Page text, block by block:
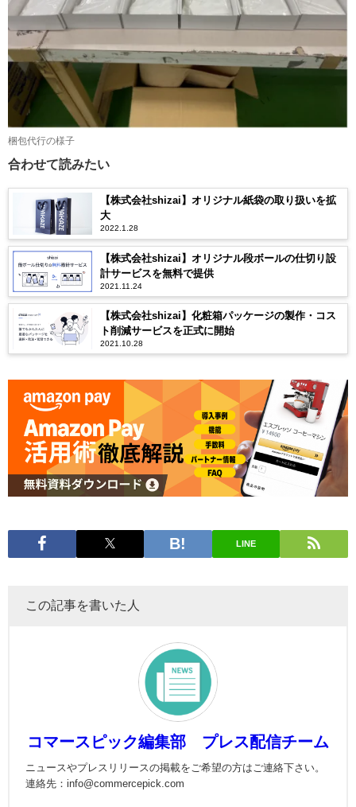
梱包代行の様子
合わせて読みたい
【株式会社shizai】オリジナル紙袋の取り扱いを拡
大
2022.1.28
【株式会社shizai】オリジナル段ボールの仕切り設
計サービスを無料で提供
2021.11.24
【株式会社shizai】化粧箱パッケージの製作・コス
ト削減サービスを正式に開始
2021.10.28
LINE
この記事を書いた人
コマースピック編集部 プレス配信チーム
ニュースやプレスリリースの掲載をご希望の方はご連絡下さい。
連絡先：info@commercepick.com